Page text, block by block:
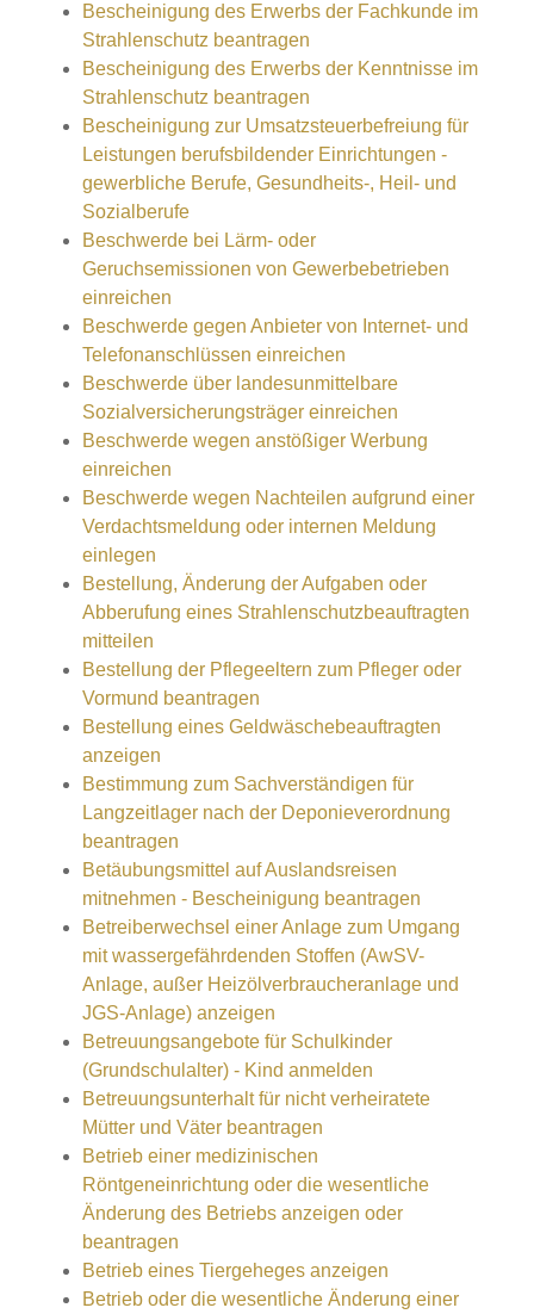
Bescheinigung des Erwerbs der Fachkunde im
Strahlenschutz beantragen
Bescheinigung des Erwerbs der Kenntnisse im
Strahlenschutz beantragen
Bescheinigung zur Umsatzsteuerbefreiung für
Leistungen berufsbildender Einrichtungen -
gewerbliche Berufe, Gesundheits-, Heil- und
Sozialberufe
Beschwerde bei Lärm- oder
Geruchsemissionen von Gewerbebetrieben
einreichen
Beschwerde gegen Anbieter von Internet- und
Telefonanschlüssen einreichen
Beschwerde über landesunmittelbare
Sozialversicherungsträger einreichen
Beschwerde wegen anstößiger Werbung
einreichen
Beschwerde wegen Nachteilen aufgrund einer
Verdachtsmeldung oder internen Meldung
einlegen
Bestellung, Änderung der Aufgaben oder
Abberufung eines Strahlenschutzbeauftragten
mitteilen
Bestellung der Pflegeeltern zum Pfleger oder
Vormund beantragen
Bestellung eines Geldwäschebeauftragten
anzeigen
Bestimmung zum Sachverständigen für
Langzeitlager nach der Deponieverordnung
beantragen
Betäubungsmittel auf Auslandsreisen
mitnehmen - Bescheinigung beantragen
Betreiberwechsel einer Anlage zum Umgang
mit wassergefährdenden Stoffen (AwSV-
Anlage, außer Heizölverbraucheranlage und
JGS-Anlage) anzeigen
Betreuungsangebote für Schulkinder
(Grundschulalter) - Kind anmelden
Betreuungsunterhalt für nicht verheiratete
Mütter und Väter beantragen
Betrieb einer medizinischen
Röntgeneinrichtung oder die wesentliche
Änderung des Betriebs anzeigen oder
beantragen
Betrieb eines Tiergeheges anzeigen
Betrieb oder die wesentliche Änderung einer